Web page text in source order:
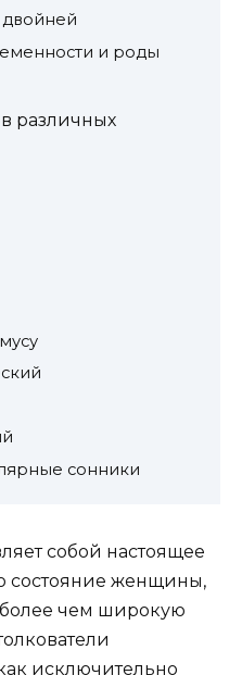
и роды
в различных
сонники
собой настоящее
состояние женщины,
чем широкую
исключительно